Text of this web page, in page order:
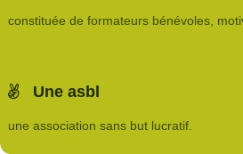
constituée de formateurs bénévoles,
Une asbl
une association sans but lucratif.